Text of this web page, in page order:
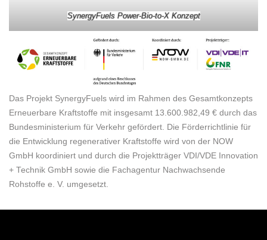
SynergyFuels Power-Bio-to-X Konzept
Das Projekt SynergyFuels wird im Rahmen des Gesamtkonzepts
Erneuerbare Kraftstoffe mit insgesamt 13.600.982,49 € durch das
Bundesministerium für Verkehr gefördert. Die Förderrichtlinie für
die Entwicklung regenerativer Kraftstoffe wird von der NOW
GmbH koordiniert und durch die Projektträger VDI/VDE Innovation
+ Technik GmbH sowie die Fachagentur Nachwachsende
Rohstoffe e. V. umgesetzt.